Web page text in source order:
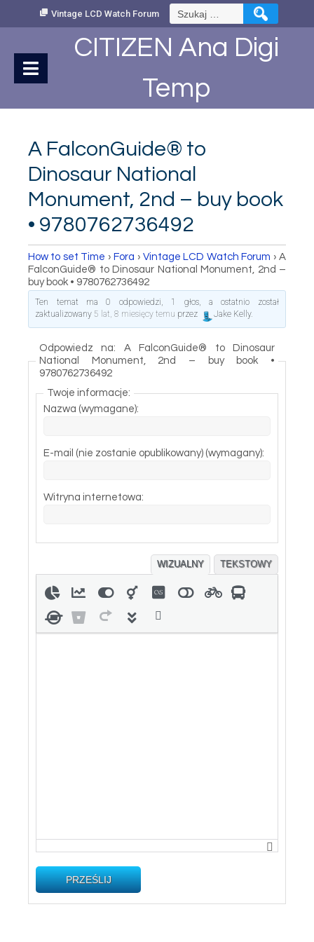
Vintage LCD Watch Forum Szukaj:
CITIZEN Ana Digi
Temp
A FalconGuide® to
Dinosaur National
Monument, 2nd – buy book
• 9780762736492
How to set Time › Fora › Vintage LCD Watch Forum › A
FalconGuide® to Dinosaur National Monument, 2nd –
buy book • 9780762736492
Ten temat ma 0 odpowiedzi, 1 głos, a ostatnio został
zaktualizowany 5 lat, 8 miesięcy temu przez Jake Kelly.
Odpowiedz na: A FalconGuide® to Dinosaur
National Monument, 2nd – buy book •
9780762736492
Twoje informacje:
Nazwa (wymagane):
E-mail (nie zostanie opublikowany) (wymagany):
Witryna internetowa:
WIZUALNY TEKSTOWY
PRZEŚLIJ